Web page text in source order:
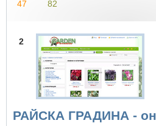
47 82
2
РАЙСКА ГРАДИНА -